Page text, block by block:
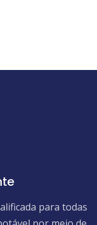
para todas